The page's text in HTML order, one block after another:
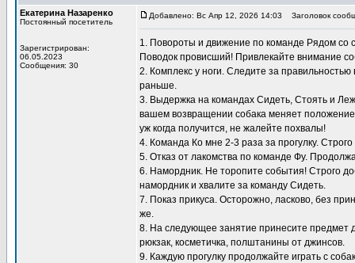
Екатерина Назаренко
Постоянный посетитель
Зарегистрирован:
06.05.2023
Сообщения: 30
Добавлено: Вс Апр 12, 2026 14:03 Заголовок
1. Повороты и движение по команде Рядом со
Поводок провисший! Привлекайте внимание
2. Комплекс у ноги. Следите за
раньше.
3. Выдержка на командах Сидеть, Стоять и
вашем возвращении собака меняет
уж когда получится, не жалейте похвалы!
4. Команда Ко мне 2-3 раза за прогулку.
5. Отказ от лакомства по команде Фу.
6. Намордник. Не торопите события! Строго
намордник и хвалите за команду Сидеть.
7. Показ прикуса. Осторожно, ласково, без
же.
8. На следующее занятие принесите предмет
рюкзак, косметичка, полштанины от джинсов.
9. Каждую прогулку продолжайте играть с